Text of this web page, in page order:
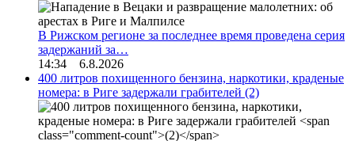
В Рижском регионе за последнее время проведена серия
задержаний за…
14:34 6.8.2026
400 литров похищенного бензина, наркотики, краденые
номера: в Риге задержали грабителей (2)